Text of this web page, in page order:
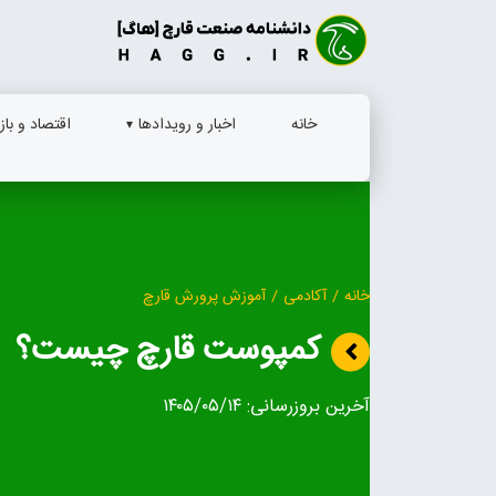
خانه اخبار و رویدادها اقتصاد و
خانه / آکادمی / آموزش پرورش قارچ
کمپوست قارچ چیست؟
آخرین بروزرسانی:۱۴۰۵/۰۵/۱۴